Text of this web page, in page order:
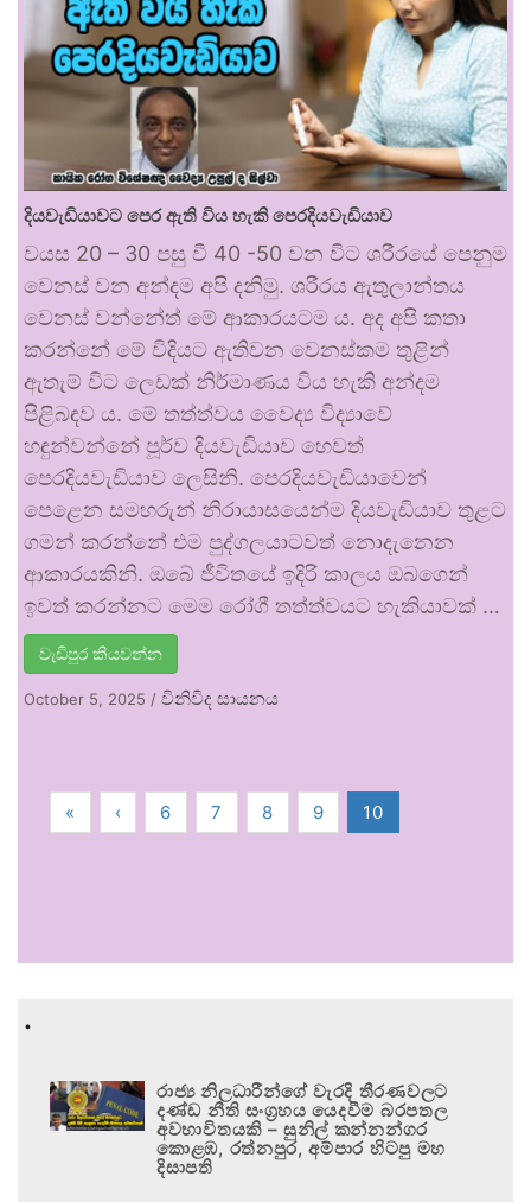
දියවැඩියාවට පෙර ඇති විය හැකි පෙරදියවැඩියාව
වයස 20 – 30 පසු වී 40 -50 වන විට ශරීරයේ පෙනුම
වෙනස් වන අන්දම අපි දනිමු. ශරීරය ඇතුලාන්තය
වෙනස් වන්නේත් මේ ආකාරයටම ය. අද අපි කතා
කරන්නේ මේ විදියට ඇතිවන වෙනස්කම තුළින්
ඇතැම් විට ලෙඩක් නිර්මාණය විය හැකි අන්දම
පිළිබඳව ය. මේ තත්ත්වය වෛද්‍ය විද්‍යාවේ
හඳුන්වන්නේ පූර්ව දියවැඩියාව හෙවත්
පෙරදියවැඩියාව ලෙසිනි. පෙරදියවැඩියාවෙන්
පෙළෙන සමහරුන් නිරායාසයෙන්ම දියවැඩියාව තුළට
ගමන් කරන්නේ එම පුද්ගලයාටවත් නොදැනෙන
ආකාරයකිනි. ඔබේ ජීවිතයේ ඉදිරි කාලය ඔබගෙන්
ඉවත් කරන්නට මෙම රෝගී තත්ත්වයට හැකියාවක් …
වැඩිපුර කියවන්න
October 5, 2025 / විනිවිද සායනය
« ‹ 6 7 8 9 10
.
රාජ්‍ය නිලධාරීන්ගේ වැරදි තීරණවලට
දණ්ඩ නීති සංග්‍රහය යෙදවීම බරපතල
අවභාවිතයකි – සුනිල් කන්නන්ගර
කොළඹ, රත්නපුර, අම්පාර හිටපු මහ
දිසාපති